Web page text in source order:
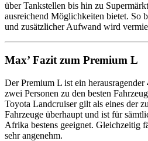
über Tankstellen bis hin zu
ausreichend Möglichkeiten bietet. So
und zusätzlicher Aufwand wird
Max’ Fazit zum Premium L
Der Premium L ist ein
zwei Personen zu den besten
Toyota Landcruiser gilt als eines der
Fahrzeuge überhaupt und ist für
Afrika bestens geeignet. Gleichzeitig
sehr angenehm.